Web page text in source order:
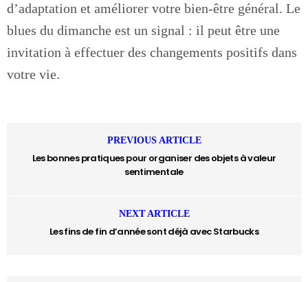
d’adaptation et améliorer votre bien-être général. Le
blues du dimanche est un signal : il peut être une
invitation à effectuer des changements positifs dans
votre vie.
PREVIOUS ARTICLE
Les bonnes pratiques pour organiser des objets à valeur
sentimentale
NEXT ARTICLE
Les fins de fin d’année sont déjà avec Starbucks